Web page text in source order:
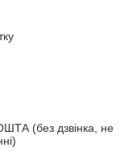
(без дзвінка, не